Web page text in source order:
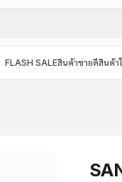
FLASH SALEสินค้าขายดีสินค้า